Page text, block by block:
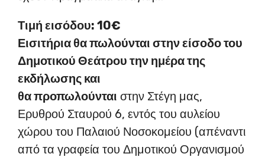
Τιμή εισόδου: 10€
Εισιτήρια θα πωλούνται στην είσοδο του
Δημοτικού Θεάτρου την ημέρα της
εκδήλωσης και
θα προπωλούνται στην Στέγη μας,
Ερυθρού Σταυρού 6, εντός του αυλείου
χώρου του Παλαιού Νοσοκομείου (απέναντι
από τα γραφεία του Δημοτικού Οργανισμού